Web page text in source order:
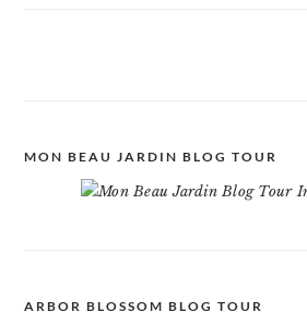
MON BEAU JARDIN BLOG TOUR
ARBOR BLOSSOM BLOG TOUR